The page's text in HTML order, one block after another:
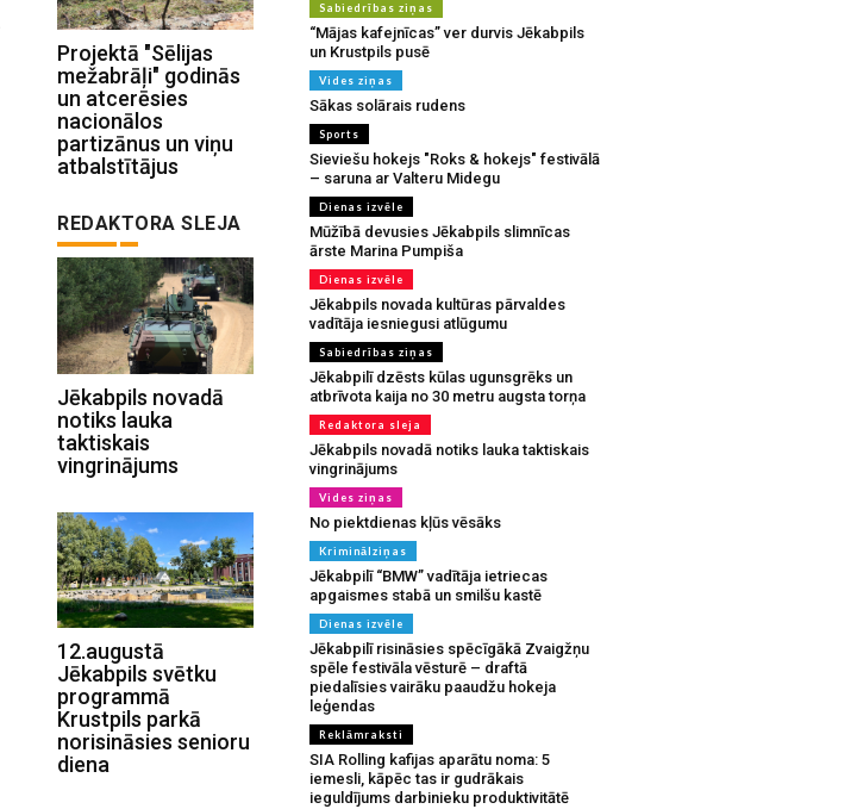
Projektā "Sēlijas
mežabrāļi" godinās
un atcerēsies
nacionālos
partizānus un viņu
atbalstītājus
REDAKTORA SLEJA
Jēkabpils novadā
notiks lauka
taktiskais
vingrinājums
12.augustā
Jēkabpils svētku
programmā
Krustpils parkā
norisināsies senioru
diena
Sabiedrības ziņas
“Mājas kafejnīcas” ver durvis Jēkabpils
un Krustpils pusē
Vides ziņas
Sākas solārais rudens
Sports
Sieviešu hokejs "Roks & hokejs" festivālā
– saruna ar Valteru Midegu
Dienas izvēle
Mūžībā devusies Jēkabpils slimnīcas
ārste Marina Pumpiša
Dienas izvēle
Jēkabpils novada kultūras pārvaldes
vadītāja iesniegusi atlūgumu
Sabiedrības ziņas
Jēkabpilī dzēsts kūlas ugunsgrēks un
atbrīvota kaija no 30 metru augsta torņa
Redaktora sleja
Jēkabpils novadā notiks lauka taktiskais
vingrinājums
Vides ziņas
No piektdienas kļūs vēsāks
Kriminālziņas
Jēkabpilī “BMW” vadītāja ietriecas
apgaismes stabā un smilšu kastē
Dienas izvēle
Jēkabpilī risināsies spēcīgākā Zvaigžņu
spēle festivāla vēsturē – draftā
piedalīsies vairāku paaudžu hokeja
leģendas
Reklāmraksti
SIA Rolling kafijas aparātu noma: 5
iemesli, kāpēc tas ir gudrākais
ieguldījums darbinieku produktivitātē